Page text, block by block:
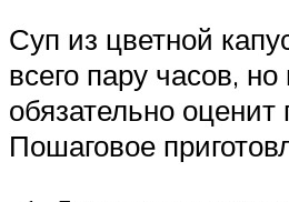
Суп из цветной
всего пару часов,
обязательно оценит
Пошаговое